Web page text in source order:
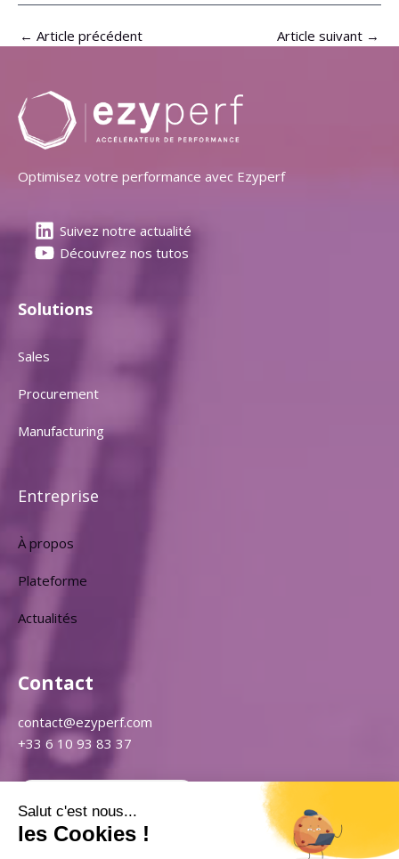
← Article précédent Article suivant →
Optimisez votre performance avec Ezyperf
Suivez notre actualité
Découvrez nos tutos
Solutions
Sales
Procurement
Manufacturing
Entreprise
À propos
Plateforme
Actualités
Contact
contact@ezyperf.com
+33 6 10 93 83 37